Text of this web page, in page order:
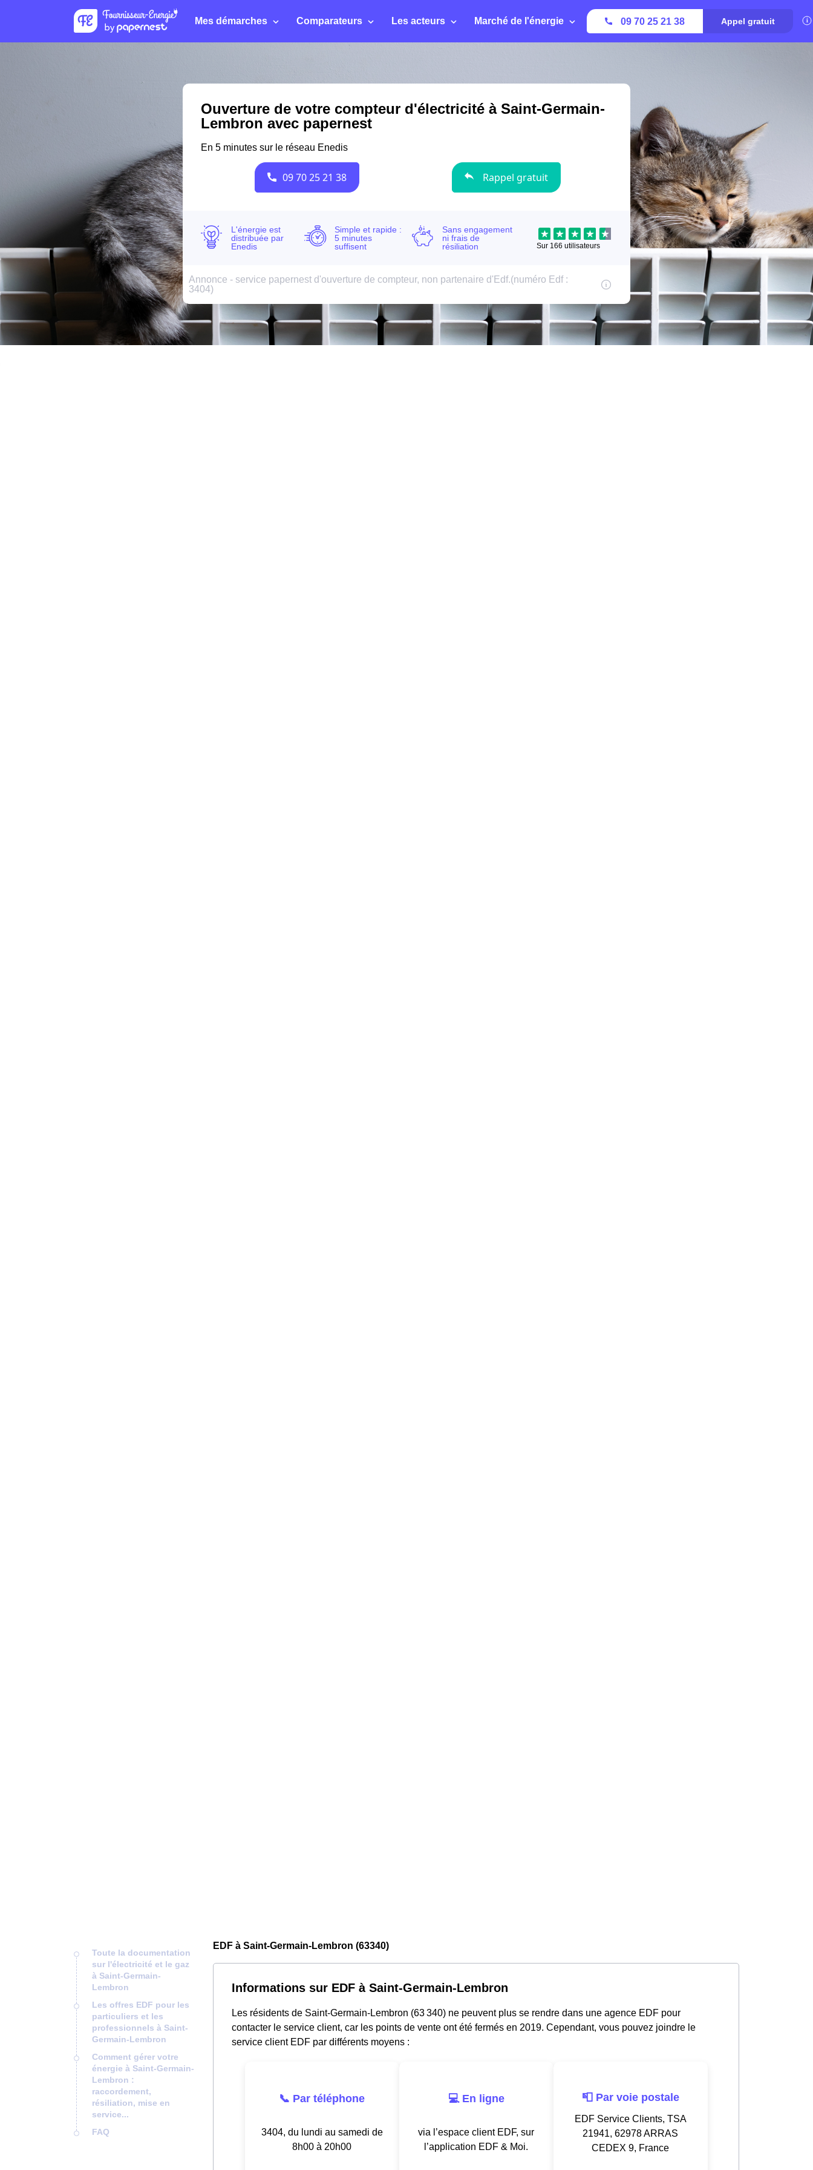
Mes démarches Comparateurs Les acteurs Marché de l'énergie 09 70 25 21 38 Appel gratuit
Toute la documentation
sur l'électricité et le gaz
à Saint-Germain-
Lembron
Les offres EDF pour les
particuliers et les
professionnels à Saint-
Germain-Lembron
Comment gérer votre
énergie à Saint-Germain-
Lembron :
raccordement,
résiliation, mise en
service...
FAQ
EDF à Saint-Germain-Lembron (63340)
Informations sur EDF à Saint-Germain-Lembron
Les résidents de Saint-Germain-Lembron (63 340) ne peuvent plus se rendre dans une agence EDF pour
contacter le service client, car les points de vente ont été fermés en 2019. Cependant, vous pouvez joindre le
service client EDF par différents moyens :
📞 Par téléphone
3404, du lundi au samedi de
8h00 à 20h00
💻 En ligne
via l’espace client EDF, sur
l’application EDF & Moi.
📮 Par voie postale
EDF Service Clients, TSA
21941, 62978 ARRAS
CEDEX 9, France